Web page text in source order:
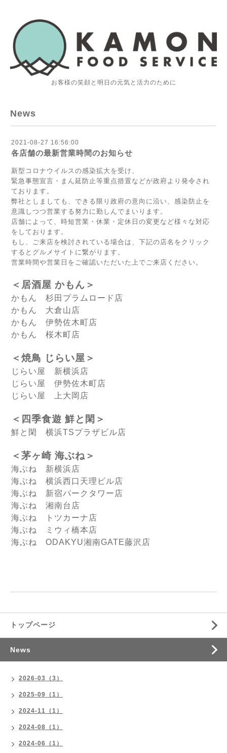
お客様の笑顔と明日の元気と活力のために
News
2021-08-27 16:56:00
各店舗の最新営業時間のお知らせ
新型コロナウイルスの感染拡大を受け、
緊急事態宣言・まん延防止等重点措置などが政府より発令され
ております。
弊社としましても、できる限り政府の意向に沿い、感染防止を
意識しつつ営業する努力に勤しんでまいります。
店舗によって、時短営業・休業・定休日の変更など様々な対応
をしております。
もし、ご来店を検討されている場合は、下記の店名をクリック
するとグルメサイトに繋がります。
営業時間や営業日をご確認いただいた上でご来店ください。
＜居酒屋 かもん＞
かもん 杉田プラムロード店
かもん 大倉山店
かもん 伊勢佐木町店
かもん 桜木町店
＜焼鳥 じらい屋＞
じらい屋 新横浜店
じらい屋 伊勢佐木町店
じらい屋 上大岡店
＜四季食遊 鮮と閑＞
鮮と閑 横浜TSプラザビル店
＜茅ヶ崎 海ぶね＞
海ぶね 新横浜店
海ぶね 横浜西口天理ビル店
海ぶね 新宿パークタワー店
海ぶね 湘南台店
海ぶね トツカーナ店
海ぶね ミウィ橋本店
海ぶね ODAKYU湘南GATE藤沢店
トップページ
News
2026-03（3）
2025-09（1）
2024-11（1）
2024-08（1）
2024-06（1）